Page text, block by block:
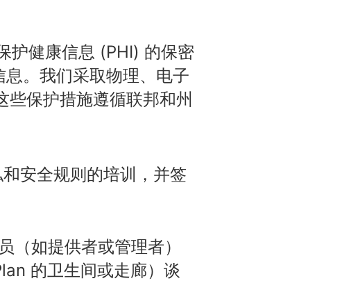
护健康信息 (PHI) 的保密
。我们采取物理、电子
保护措施遵循联邦和州
安全规则的培训，并签
（如提供者或管理者）
的卫生间或走廊）谈